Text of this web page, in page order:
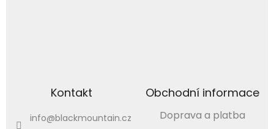
Kontakt
info@blackmountain.cz
Obchodní informace
Doprava a platba